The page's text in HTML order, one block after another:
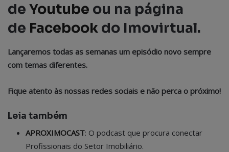
de Youtube ou na página
de Facebook do Imovirtual.
Lançaremos todas as semanas um episódio novo sempre
com temas diferentes.
Fique atento às nossas redes sociais e não perca o próximo!
Leia também
APROXIMOCAST: O podcast que procura conectar
Profissionais do Setor Imobiliário.